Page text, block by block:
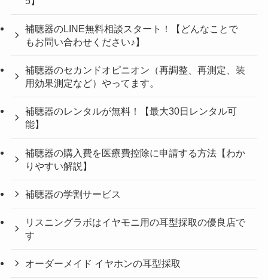
補聴器のLINE無料相談スタート！【どんなことで
もお問い合わせください♪】
補聴器のセカンドオピニオン（再調整、再測定、装
用効果測定など）やってます。
補聴器のレンタルが無料！【最大30日レンタル可
能】
補聴器の購入費を医療費控除に申請する方法【わか
りやすい解説】
補聴器の学割サービス
リスニングラボはイヤモニ用の耳型採取の優良店で
す
オーダーメイド イヤホンの耳型採取